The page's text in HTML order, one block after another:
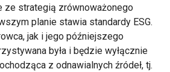
ze strategią zrównoważonego
planie stawia standardy ESG.
jak i jego późniejszego
była i będzie wyłącznie
z odnawialnych źródeł, tj.